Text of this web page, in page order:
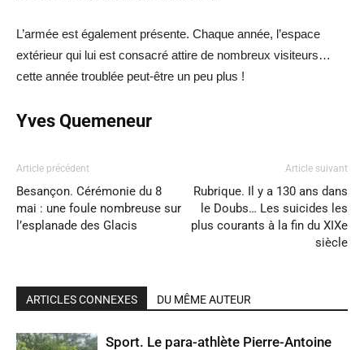
L’armée est également présente. Chaque année, l’espace
extérieur qui lui est consacré attire de nombreux visiteurs…
cette année troublée peut-être un peu plus !
Yves Quemeneur
Article précédent
Besançon. Cérémonie du 8
mai : une foule nombreuse sur
l’esplanade des Glacis
Article suivant
Rubrique. Il y a 130 ans dans
le Doubs… Les suicides les
plus courants à la fin du XIXe
siècle
ARTICLES CONNEXES DU MÊME AUTEUR
Sport. Le para-athlète Pierre-Antoine